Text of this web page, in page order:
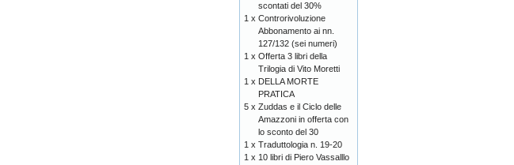
scontati del 30%
1 x Controrivoluzione
Abbonamento ai nn.
127/132 (sei numeri)
1 x Offerta 3 libri della
Trilogia di Vito Moretti
1 x DELLA MORTE
PRATICA
5 x Zuddas e il Ciclo delle
Amazzoni in offerta con
lo sconto del 30
1 x Traduttologia n. 19-20
1 x 10 libri di Piero Vassalllo